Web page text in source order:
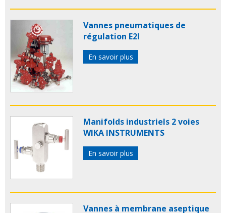
Vannes pneumatiques de
régulation E2I
En savoir plus
Manifolds industriels 2 voies
WIKA INSTRUMENTS
En savoir plus
Vannes à membrane aseptique